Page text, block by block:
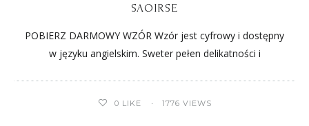
SAOIRSE
POBIERZ DARMOWY WZÓR Wzór jest cyfrowy i dostępny
w języku angielskim. Sweter pełen delikatności i
0 LIKE 1776 VIEWS